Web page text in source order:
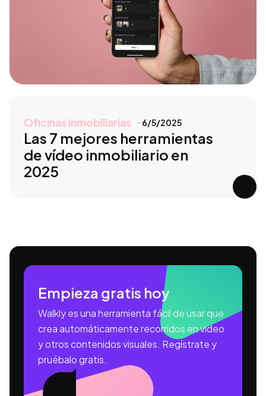
Oficinas inmobiliarias 6/5/2025
Las 7 mejores herramientas
de vídeo inmobiliario en
2025
Empieza gratis hoy
Walkly es una herramienta fácil de usar que
crea automáticamente recorridos en video
y otros contenidos visuales. Regístrate y
pruébalo gratis.